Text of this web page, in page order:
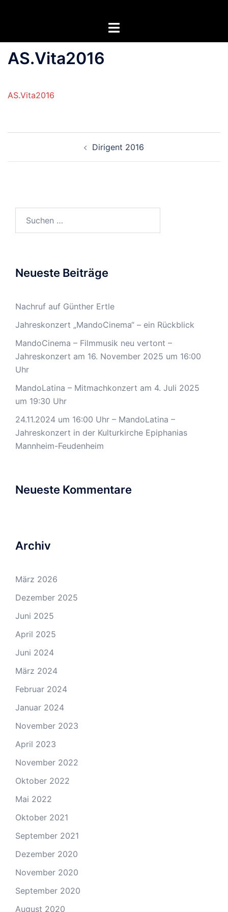
Menü
AS.Vita2016
AS.Vita2016
Dirigent 2016
Neueste Beiträge
Nachruf auf Günther Ertle
Jahreskonzert „MandoCinema“ – ein Rückblick
MandoCinema – Filmmusik neu vertont –
Jahreskonzert am 16. November 2025 um 16:00
Uhr
MandoLatina – Mitmachkonzert am 4. Juli 2025
um 19:30 Uhr
24.11.2024 um 16:00 Uhr – MandoLatina –
Jahreskonzert in der Kulturkirche Epiphanias
Mannheim-Feudenheim
Neueste Kommentare
Archiv
März 2026
Dezember 2025
Juni 2025
April 2025
Juni 2024
März 2024
Februar 2024
Januar 2024
November 2023
April 2023
November 2022
Oktober 2022
Mai 2022
Oktober 2021
September 2021
Dezember 2020
November 2020
September 2020
August 2020